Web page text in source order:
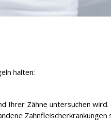
halten:
Ihrer Zähne untersuchen
Zahnfleischerkrankungen